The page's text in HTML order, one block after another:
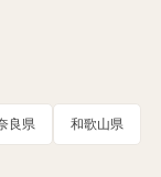
良県 和歌山県